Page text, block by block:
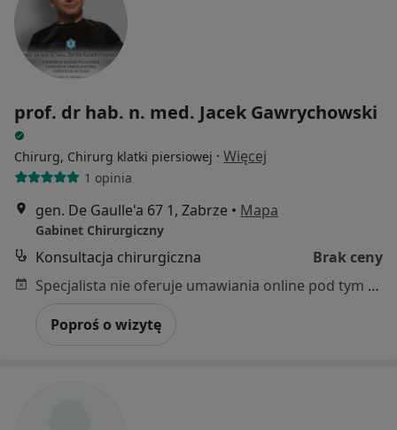
prof. dr hab. n. med. Jacek Gawrychowski
Chirurg, Chirurg klatki piersiowej · Więcej
1 opinia
gen. De Gaulle'a 67 1, Zabrze • Mapa
Gabinet Chirurgiczny
Konsultacja chirurgiczna
Brak ceny
Specjalista nie oferuje umawiania online pod tym adresem.
Poproś o wizytę